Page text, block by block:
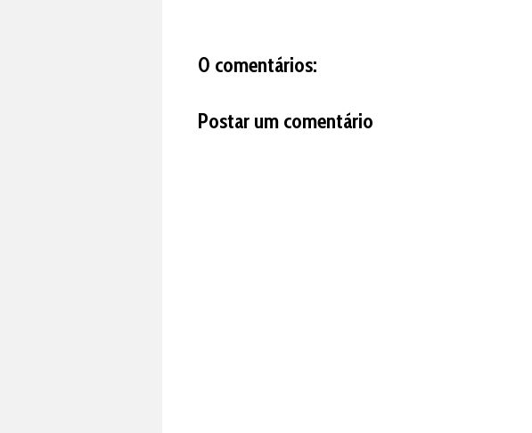
0 comentários:
Postar um comentário